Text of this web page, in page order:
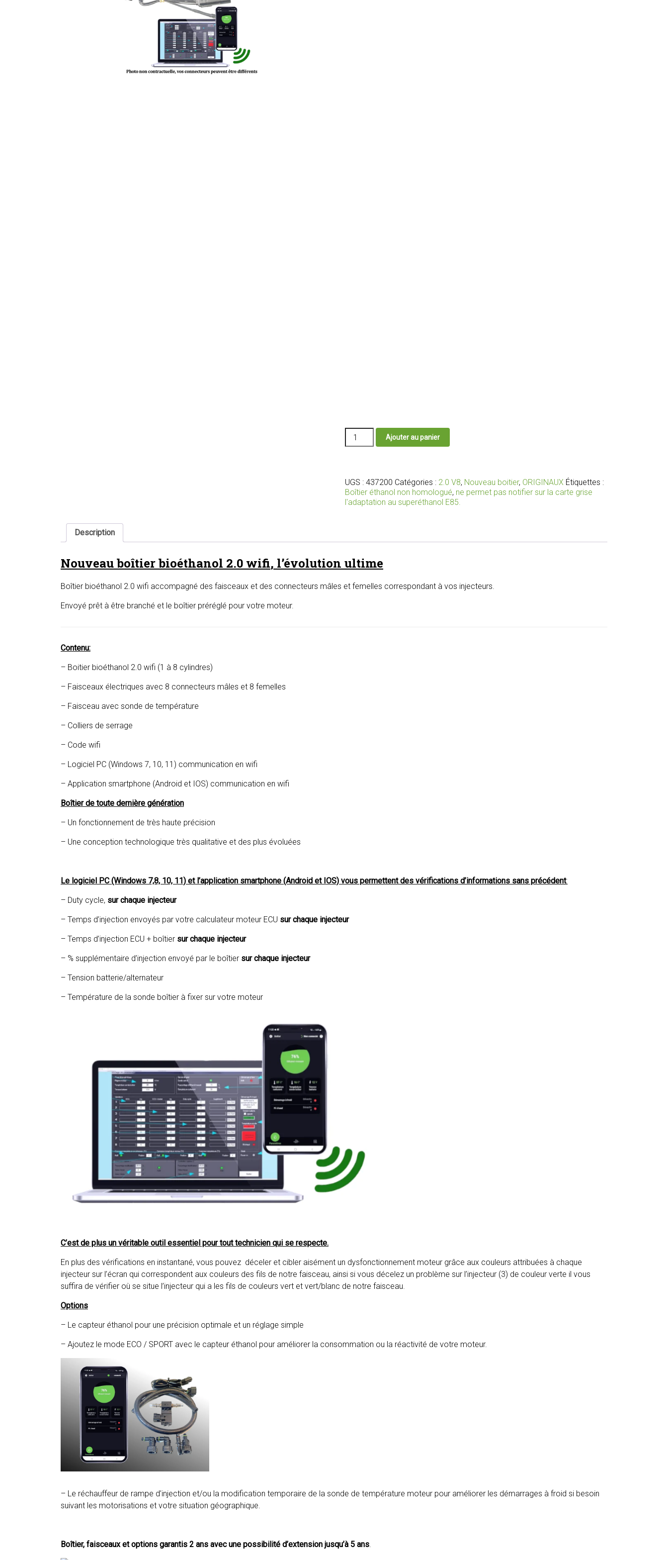
quantité
2.0
wifi
avec
adaptés
votre
moteur
Ajouter au panier
UGS : 437200 Catégories : 2.0 V8, Nouveau boitier, ORIGINAUX Étiquettes :
Boîtier éthanol non homologué, ne permet pas notifier sur la carte grise
l'adaptation au superéthanol E85.
Description
Nouveau boîtier bioéthanol 2.0 wifi, l’évolution ultime
Boîtier bioéthanol 2.0 wifi accompagné des faisceaux et des connecteurs mâles et femelles correspondant à vos injecteurs.
Envoyé prêt à être branché et le boîtier préréglé pour votre moteur.
Contenu:
– Boitier bioéthanol 2.0 wifi (1 à 8 cylindres)
– Faisceaux électriques avec 8 connecteurs mâles et 8 femelles
– Faisceau avec sonde de température
– Colliers de serrage
– Code wifi
– Logiciel PC (Windows 7, 10, 11) communication en wifi
– Application smartphone (Android et IOS) communication en wifi
Boîtier de toute dernière génération
– Un fonctionnement de très haute précision
– Une conception technologique très qualitative et des plus évoluées
Le logiciel PC (Windows 7,8, 10, 11) et l’application smartphone (Android et IOS) vous permettent des vérifications d’informations sans précédent:
– Duty cycle, sur chaque injecteur
– Temps d’injection envoyés par votre calculateur moteur ECU sur chaque injecteur
– Temps d’injection ECU + boîtier sur chaque injecteur
– % supplémentaire d’injection envoyé par le boîtier sur chaque injecteur
– Tension batterie/alternateur
– Température de la sonde boîtier à fixer sur votre moteur
C’est de plus un véritable outil essentiel pour tout technicien qui se respecte.
En plus des vérifications en instantané, vous pouvez déceler et cibler aisément un dysfonctionnement moteur grâce aux couleurs attribuées à chaque
injecteur sur l’écran qui correspondent aux couleurs des fils de notre faisceau, ainsi si vous décelez un problème sur l’injecteur (3) de couleur verte il vous
suffira de vérifier où se situe l’injecteur qui a les fils de couleurs vert et vert/blanc de notre faisceau.
Options
– Le capteur éthanol pour une précision optimale et un réglage simple
– Ajoutez le mode ECO / SPORT avec le capteur éthanol pour améliorer la consommation ou la réactivité de votre moteur.
– Le réchauffeur de rampe d’injection et/ou la modification temporaire de la sonde de température moteur pour améliorer les démarrages à froid si besoin
suivant les motorisations et votre situation géographique.
Boîtier, faisceaux et options garantis 2 ans avec une possibilité d’extension jusqu’à 5 ans.